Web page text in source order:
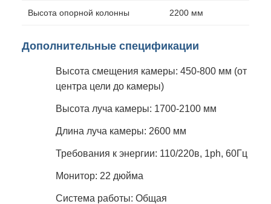
Высота опорной колонны 2200 мм
Дополнительные спецификации
Высота смещения камеры: 450-800 мм (от
центра цели до камеры)
Высота луча камеры: 1700-2100 мм
Длина луча камеры: 2600 мм
Требования к энергии: 110/220в, 1ph, 60Гц
Монитор: 22 дюйма
Система работы: Общая